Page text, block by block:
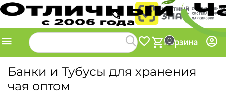
0
Корзина
Банки и Тубусы для хранения
чая оптом